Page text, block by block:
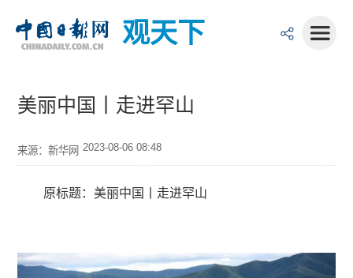
观天下
美丽中国丨走进罕山
来源：新华网 2023-08-06 08:48
原标题：美丽中国丨走进罕山